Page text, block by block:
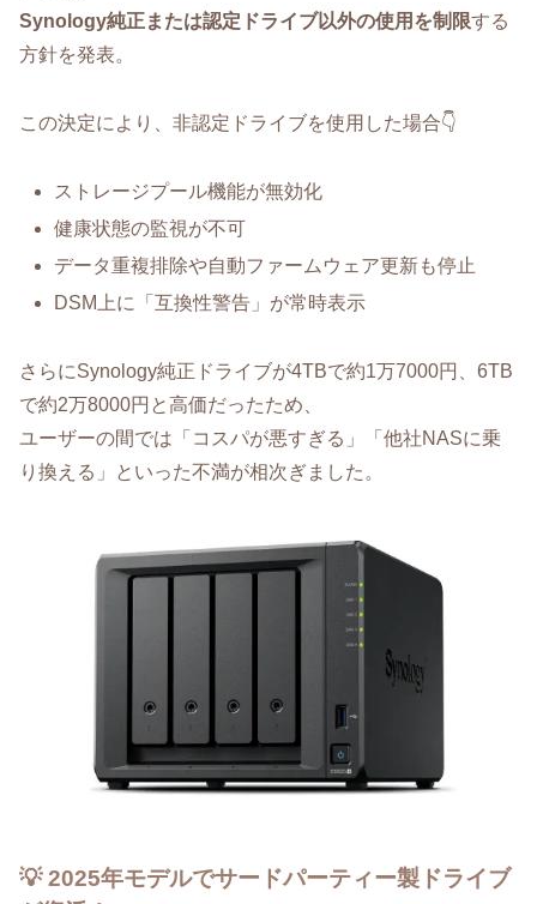
Synology純正または認定ドライブ以外の使用を制限する
方針を発表。
この決定により、非認定ドライブを使用した場合👇
ストレージプール機能が無効化
健康状態の監視が不可
データ重複排除や自動ファームウェア更新も停止
DSM上に「互換性警告」が常時表示
さらにSynology純正ドライブが4TBで約1万7000円、6TB
で約2万8000円と高価だったため、
ユーザーの間では「コスパが悪すぎる」「他社NASに乗
り換える」といった不満が相次ぎました。
💡 2025年モデルでサードパーティー製ドライブ